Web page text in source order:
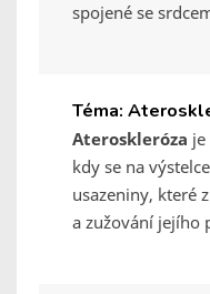
spojené se
Téma:
Ateroskleróza je
kdy se na
usazeniny, které
a zužování jejího